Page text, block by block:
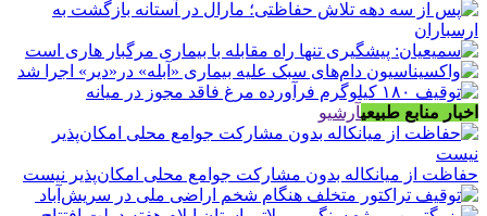
اخبار منابع طبیعیآرشیو
حفاظت از میانکاله بدون مشارکت جوامع محلی امکان‌پذیر نیست